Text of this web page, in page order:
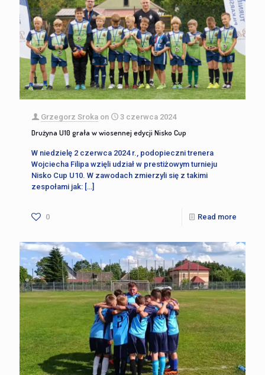
Grzegorz Sroka on 3 czerwca 2024
Drużyna U10 grała w wiosennej edycji Nisko Cup
W niedzielę 2 czerwca 2024 r., podopieczni trenera
Wojciecha Filipa wzięli udział w prestiżowym turnieju
Nisko Cup U10. W zawodach zmierzyli się z takimi
zespołami jak: […]
0 Read more